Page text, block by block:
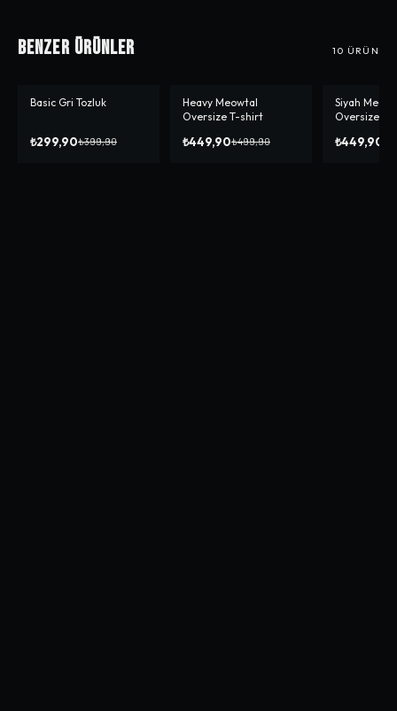
Benzer Ürünler 10 ÜRÜN
-%25
Basic Gri Tozluk
₺299,90₺399,90
-%10
Heavy Meowtal
Oversize T-shirt
₺449,90₺499,90
-%10
Siyah
Oversize T-
₺449,90